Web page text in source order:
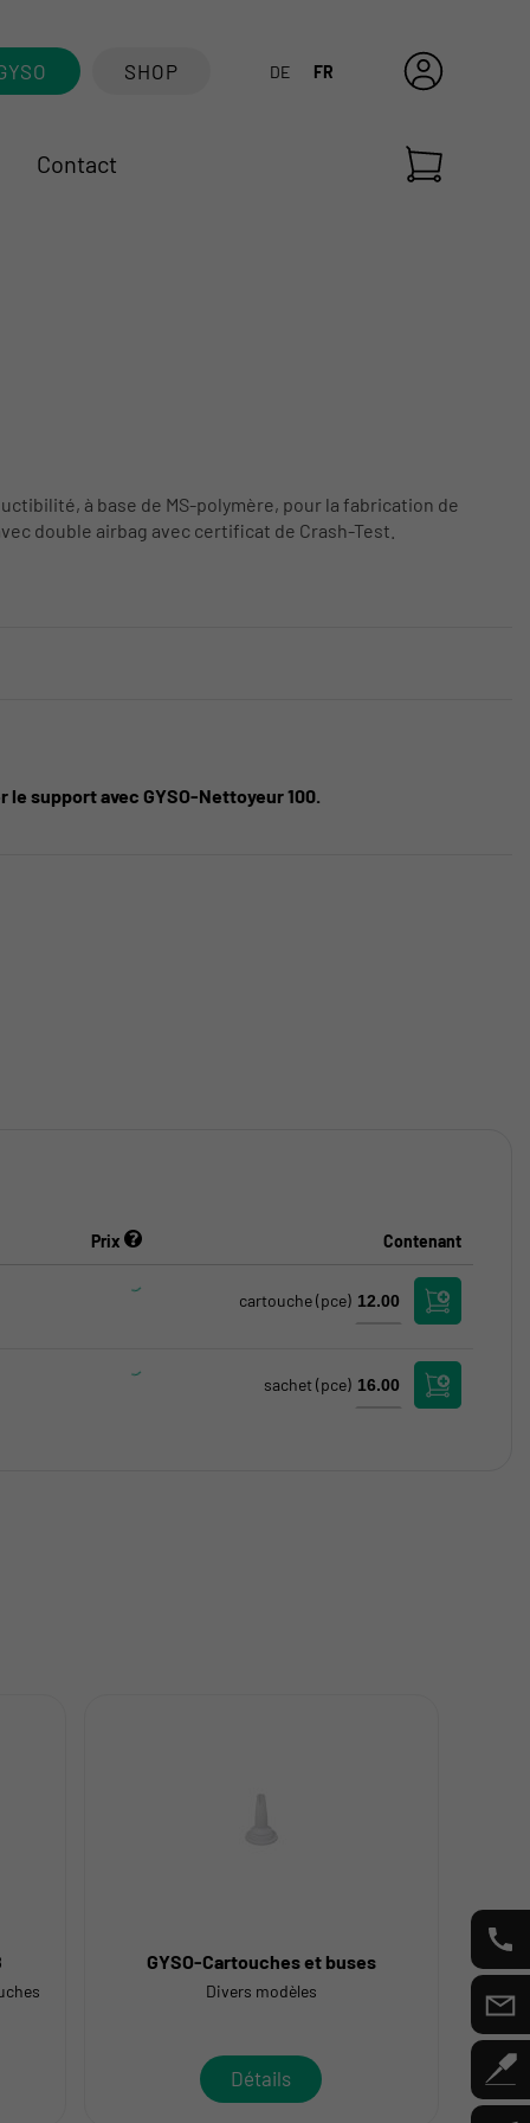
SHOP DE FR
Contact
à base de MS-polymère, pour la fabrication de
double airbag avec certificat de Crash-Test.
support avec GYSO-Nettoyeur 100.
Prix Contenant
cartouche(pce)
sachet(pce)
GYSO-Cartouches et buses
Divers modèles
Détails